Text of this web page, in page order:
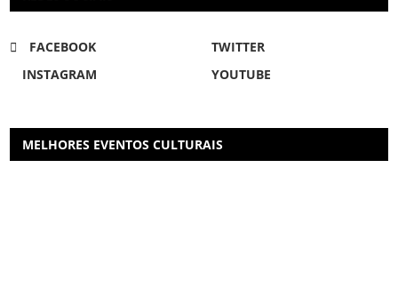
FACEBOOK
TWITTER
INSTAGRAM
YOUTUBE
MELHORES EVENTOS CULTURAIS